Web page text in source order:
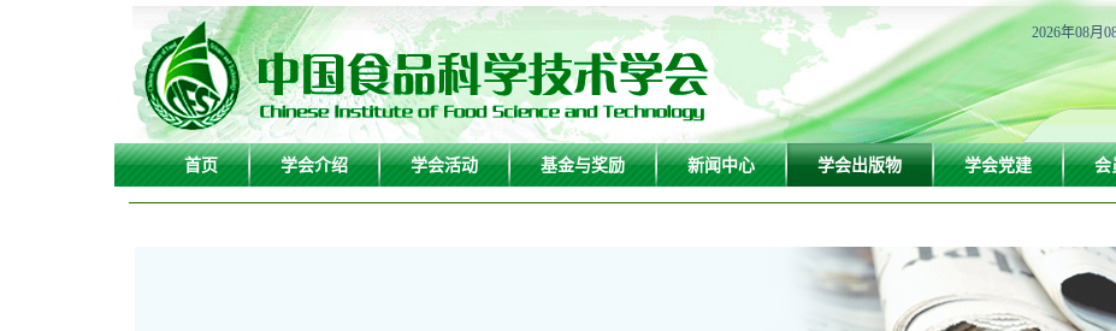
2026年08月
首页
学会介绍 学会活动 基金与奖励 新闻中心 学会出版物 学会党建 会